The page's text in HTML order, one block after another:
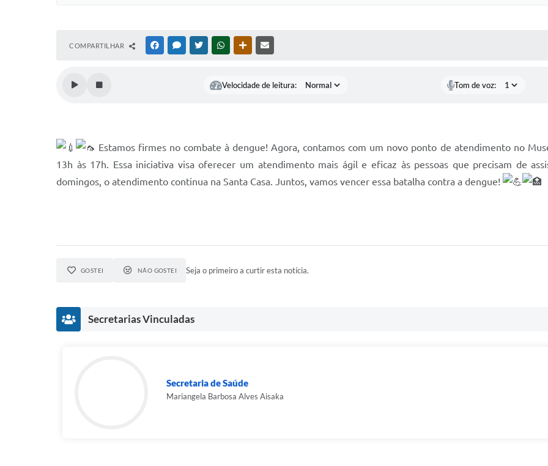
COMPARTILHAR FACEBOOKMESSENGER
TWITTERWHATSAPPOUTRAS MÍDIAS
Velocidade de leitura: Tom de voz:
Estamos firmes no combate à dengue! Agora, contamos com um novo ponto de atendimento no
13h às 17h. Essa iniciativa visa oferecer um atendimento mais ágil e eficaz às pessoas que precisam de
domingos, o atendimento continua na Santa Casa. Juntos, vamos vencer essa batalha contra a dengue!
GOSTEI NÃO GOSTEI Seja o primeiro a curtir esta notícia.
Secretarias Vinculadas
Secretaria de Saúde
Mariangela Barbosa Alves Aisaka